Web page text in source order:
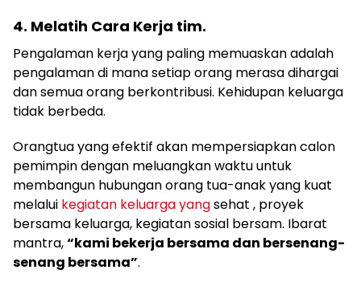
4. Melatih Cara Kerja tim.
Pengalaman kerja yang paling memuaskan adalah
pengalaman di mana setiap orang merasa dihargai
dan semua orang berkontribusi. Kehidupan keluarga
tidak berbeda.
Orangtua yang efektif akan mempersiapkan calon
pemimpin dengan meluangkan waktu untuk
membangun hubungan orang tua-anak yang kuat
melalui kegiatan keluarga yangsehat , proyek
bersama keluarga, kegiatan sosial bersam. Ibarat
mantra,“kami bekerja bersama dan bersenang-
senang bersama”.